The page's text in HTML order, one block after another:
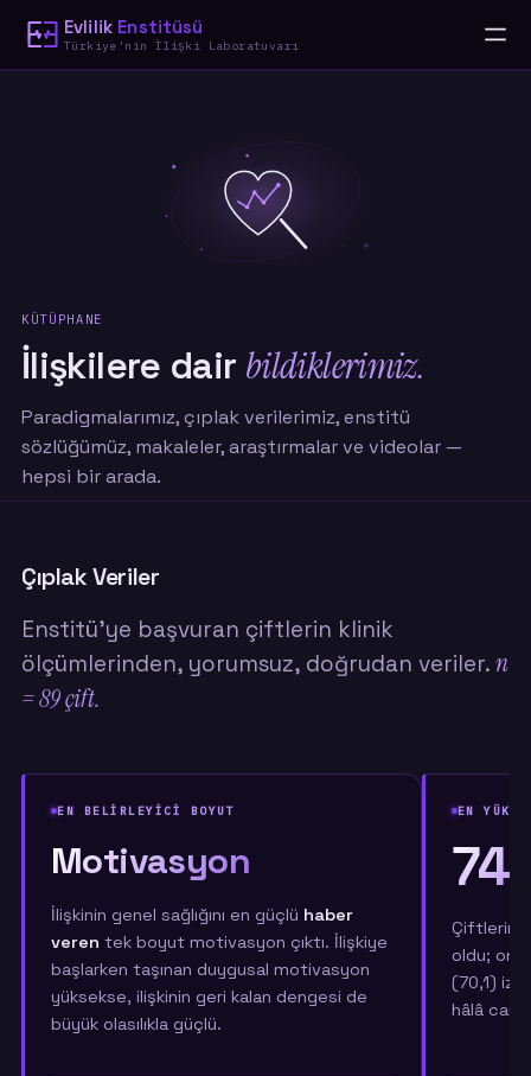
Evlilik Enstitüsü
Türkiye'nin İlişki Laboratuvarı
KÜTÜPHANE
İlişkilere dair bildiklerimiz.
Paradigmalarımız, çıplak verilerimiz, enstitü
sözlüğümüz, makaleler, araştırmalar ve videolar —
hepsi bir arada.
Çıplak Veriler
Enstitü'ye başvuran çiftlerin klinik
ölçümlerinden, yorumsuz, doğrudan veriler. n
= 89 çift.
EN BELİRLEYİCİ BOYUT
Motivasyon
İlişkinin genel sağlığını en güçlü haber
veren tek boyut motivasyon çıktı. İlişkiye
başlarken taşınan duygusal motivasyon
yüksekse, ilişkinin geri kalan dengesi de
büyük olasılıkla güçlü.
EN
Çiftlerin
oldu; onu
(70,1)
hâlâ canlı.